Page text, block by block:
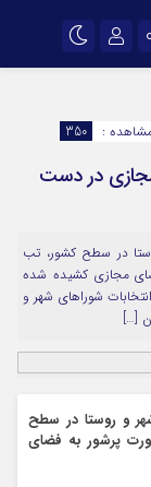
:
350
در دست
در سطح کشور، تب
مجازی کشیده شده
شوراهای شهر و
[…]
و روستا در سطح
پرشور به فضای